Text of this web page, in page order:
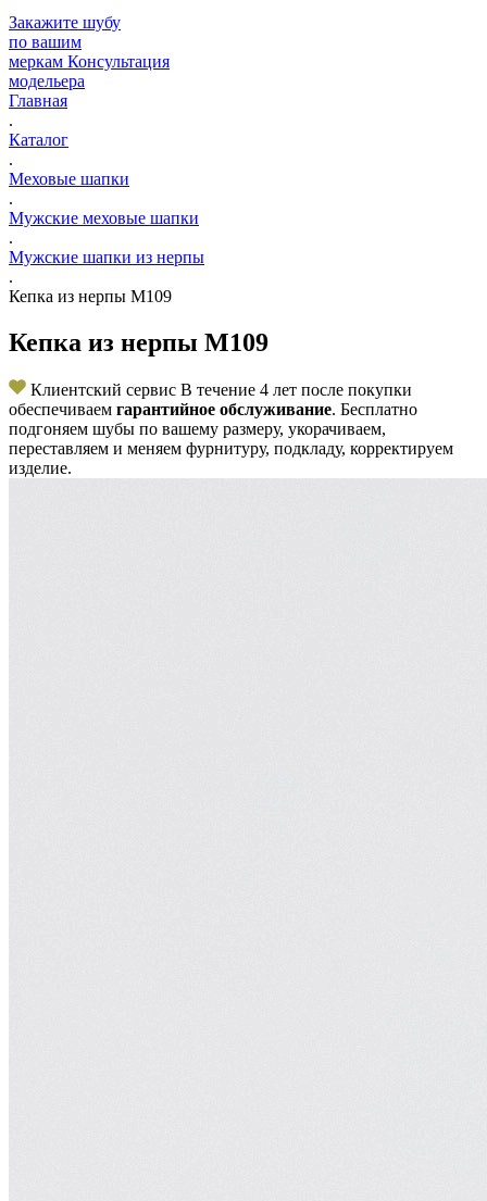
Закажите шубу
по вашим
меркам Консультация
модельера
Главная
.
Каталог
.
Меховые шапки
.
Мужские меховые шапки
.
Мужские шапки из нерпы
.
Кепка из нерпы M109
Кепка из нерпы M109
Клиентский сервис В течение 4 лет после покупки
обеспечиваем гарантийное обслуживание. Бесплатно
подгоняем шубы по вашему размеру, укорачиваем,
переставляем и меняем фурнитуру, подкладу, корректируем
изделие.